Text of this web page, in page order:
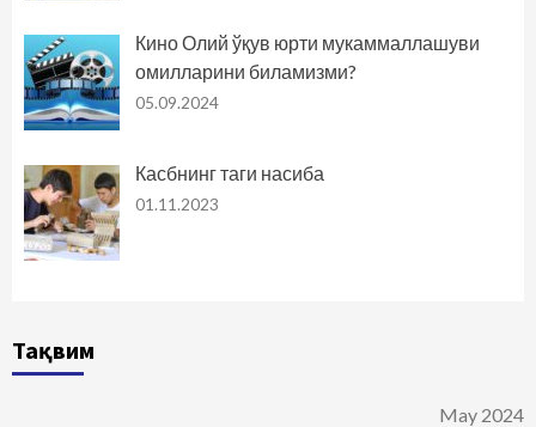
Кино Олий ўқув юрти мукаммаллашуви
омилларини биламизми?
05.09.2024
Касбнинг таги насиба
01.11.2023
Тақвим
May 2024